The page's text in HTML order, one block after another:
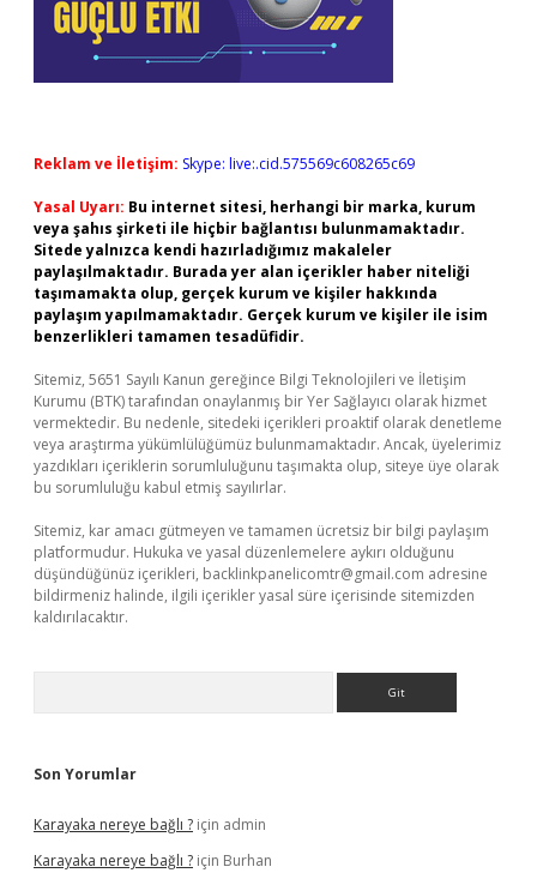
Reklam ve İletişim: Skype: live:.cid.575569c608265c69
Yasal Uyarı: Bu internet sitesi, herhangi bir marka, kurum
veya şahıs şirketi ile hiçbir bağlantısı bulunmamaktadır.
Sitede yalnızca kendi hazırladığımız makaleler
paylaşılmaktadır. Burada yer alan içerikler haber niteliği
taşımamakta olup, gerçek kurum ve kişiler hakkında
paylaşım yapılmamaktadır. Gerçek kurum ve kişiler ile isim
benzerlikleri tamamen tesadüfidir.
Sitemiz, 5651 Sayılı Kanun gereğince Bilgi Teknolojileri ve İletişim
Kurumu (BTK) tarafından onaylanmış bir Yer Sağlayıcı olarak hizmet
vermektedir. Bu nedenle, sitedeki içerikleri proaktif olarak denetleme
veya araştırma yükümlülüğümüz bulunmamaktadır. Ancak, üyelerimiz
yazdıkları içeriklerin sorumluluğunu taşımakta olup, siteye üye olarak
bu sorumluluğu kabul etmiş sayılırlar.
Sitemiz, kar amacı gütmeyen ve tamamen ücretsiz bir bilgi paylaşım
platformudur. Hukuka ve yasal düzenlemelere aykırı olduğunu
düşündüğünüz içerikleri, backlinkpanelicomtr@gmail.com adresine
bildirmeniz halinde, ilgili içerikler yasal süre içerisinde sitemizden
kaldırılacaktır.
Son Yorumlar
Karayaka nereye bağlı ? için admin
Karayaka nereye bağlı ? için Burhan